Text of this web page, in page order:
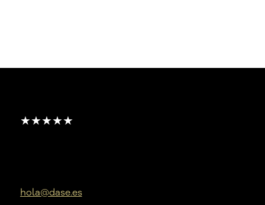
★★★★★
hola@dase.es